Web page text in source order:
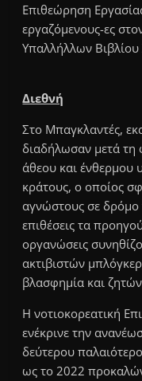
Επιθεώρηση
εργαζόμενους-ες
Υπαλλήλλων Βιβλίου
Διεθνή
Στο Μπαγκλαντές,
διαδήλωσαν μετά τη
άθεου και ένθερμου
κράτους, ο οποίος
αγνώστους σε δρόμο
επιθέσεις τα
οργανώσεις
ακτιβιστών
βλασφημία και
Η νοτιοκορεατική
ενέκρινε την
δεύτερου
ως το 2022